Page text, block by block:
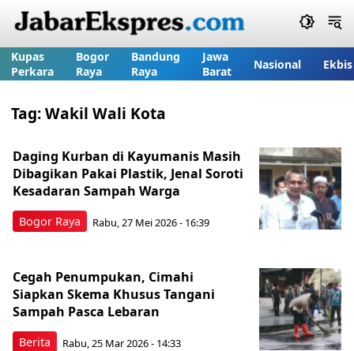
Kupas
Perkara
Bogor
Raya
Bandung
Raya
Jawa
Barat
Nasional Ekbis
Tag:Wakil Wali Kota
Bogor Raya
Daging Kurban di Kayumanis Masih
Dibagikan Pakai Plastik, Jenal Soroti
Kesadaran Sampah Warga
Rabu, 27 Mei 2026 - 16:39
Berita
Cegah Penumpukan, Cimahi
Siapkan Skema Khusus Tangani
Sampah Pasca Lebaran
Rabu, 25 Mar 2026 - 14:33